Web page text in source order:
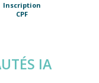
Inscription
CPF
IA